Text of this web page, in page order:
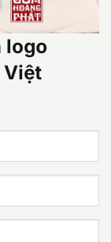
logo
Việt